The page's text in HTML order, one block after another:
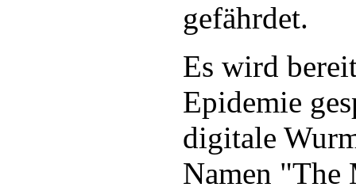
gefährdet.
Es wird
Epidemie
digitale
Namen "The